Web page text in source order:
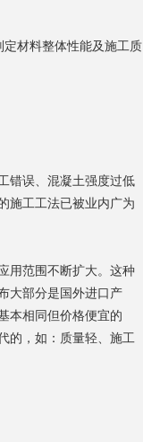
定材料整体性能及施工质
错误、混凝土强度过低
施工工法已被业内广为
用范围不断扩大。这种
大部分是国外进口产
本相同但价格便宜的
的，如：质量轻、施工